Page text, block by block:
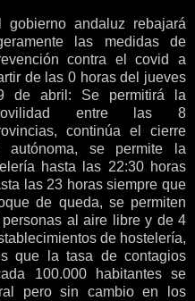
gobierno andaluz rebajará
las medidas de
contra el covid a
de las 0 horas del jueves
de abril: Se permitirá la
entre las 8
continúa el cierre
autónoma, se permite la
hasta las 22:30 horas
las 23 horas siempre que
de queda, se permiten
al aire libre y de 4
de hostelería,
que la tasa de contagios
100.000 habitantes se
pero sin cambio en los